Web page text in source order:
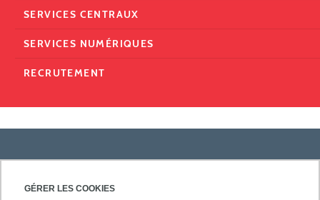
GÉRER LES COOKIES
SERVICES CENTRAUX
SERVICES NUMÉRIQUES
RECRUTEMENT
PRATIQUE